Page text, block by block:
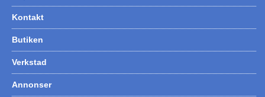
Kontakt
Butiken
Verkstad
Annonser